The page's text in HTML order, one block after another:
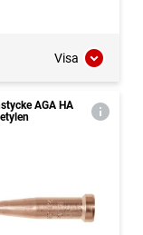
Visa
AGA HA